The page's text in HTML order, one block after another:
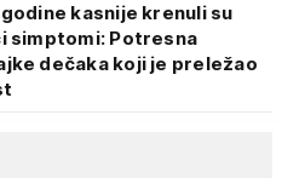
kasnije krenuli su
simptomi: Potresna
dečaka koji je preležao